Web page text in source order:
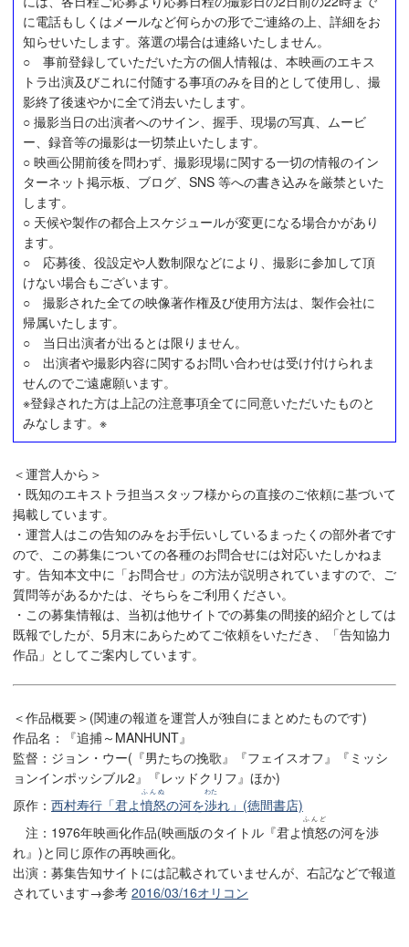
に電話もしくはメールなど何らかの形でご連絡の上、詳細をお
知らせいたします。落選の場合は連絡いたしません。
○ 事前登録していただいた方の個人情報は、本映画のエキス
トラ出演及びこれに付随する事項のみを目的として使用し、撮
影終了後速やかに全て消去いたします。
○ 撮影当日の出演者へのサイン、握手、現場の写真、ムービ
ー、録音等の撮影は一切禁止いたします。
○ 映画公開前後を問わず、撮影現場に関する一切の情報のイン
ターネット掲示板、ブログ、SNS 等への書き込みを厳禁といた
します。
○ 天候や製作の都合上スケジュールが変更になる場合かがあり
ます。
○ 応募後、役設定や人数制限などにより、撮影に参加して頂
けない場合もございます。
○ 撮影された全ての映像著作権及び使用方法は、製作会社に
帰属いたします。
○ 当日出演者が出るとは限りません。
○ 出演者や撮影内容に関するお問い合わせは受け付けられま
せんのでご遠慮願います。
※登録された方は上記の注意事項全てに同意いただいたものと
みなします。※
＜運営人から＞
・既知のエキストラ担当スタッフ様からの直接のご依頼に基づいて
掲載しています。
・運営人はこの告知のみをお手伝いしているまったくの部外者です
ので、この募集についての各種のお問合せには対応いたしかねま
す。告知本文中に「お問合せ」の方法が説明されていますので、ご
質問等があるかたは、そちらをご利用ください。
・この募集情報は、当初は他サイトでの募集の間接的紹介としては
既報でしたが、5月末にあらためてご依頼をいただき、「告知協力
作品」としてご案内しています。
＜作品概要＞(関連の報道を運営人が独自にまとめたものです)
作品名：『追捕～MANHUNT』
監督：ジョン・ウー(『男たちの挽歌』『フェイスオフ』『ミッシ
ョンインポッシブル2』『レッドクリフ』ほか)
原作： 西村寿行「君よ憤怒
ふんぬ
の河を渉
わた
れ」(徳間書店)
注：1976年映画化作品(映画版のタイトル『君よ憤怒
ふんど
の河を渉
れ』)と同じ原作の再映画化。
出演：募集告知サイトには記載されていませんが、右記などで報道
されています→参考 2016/03/16オリコン